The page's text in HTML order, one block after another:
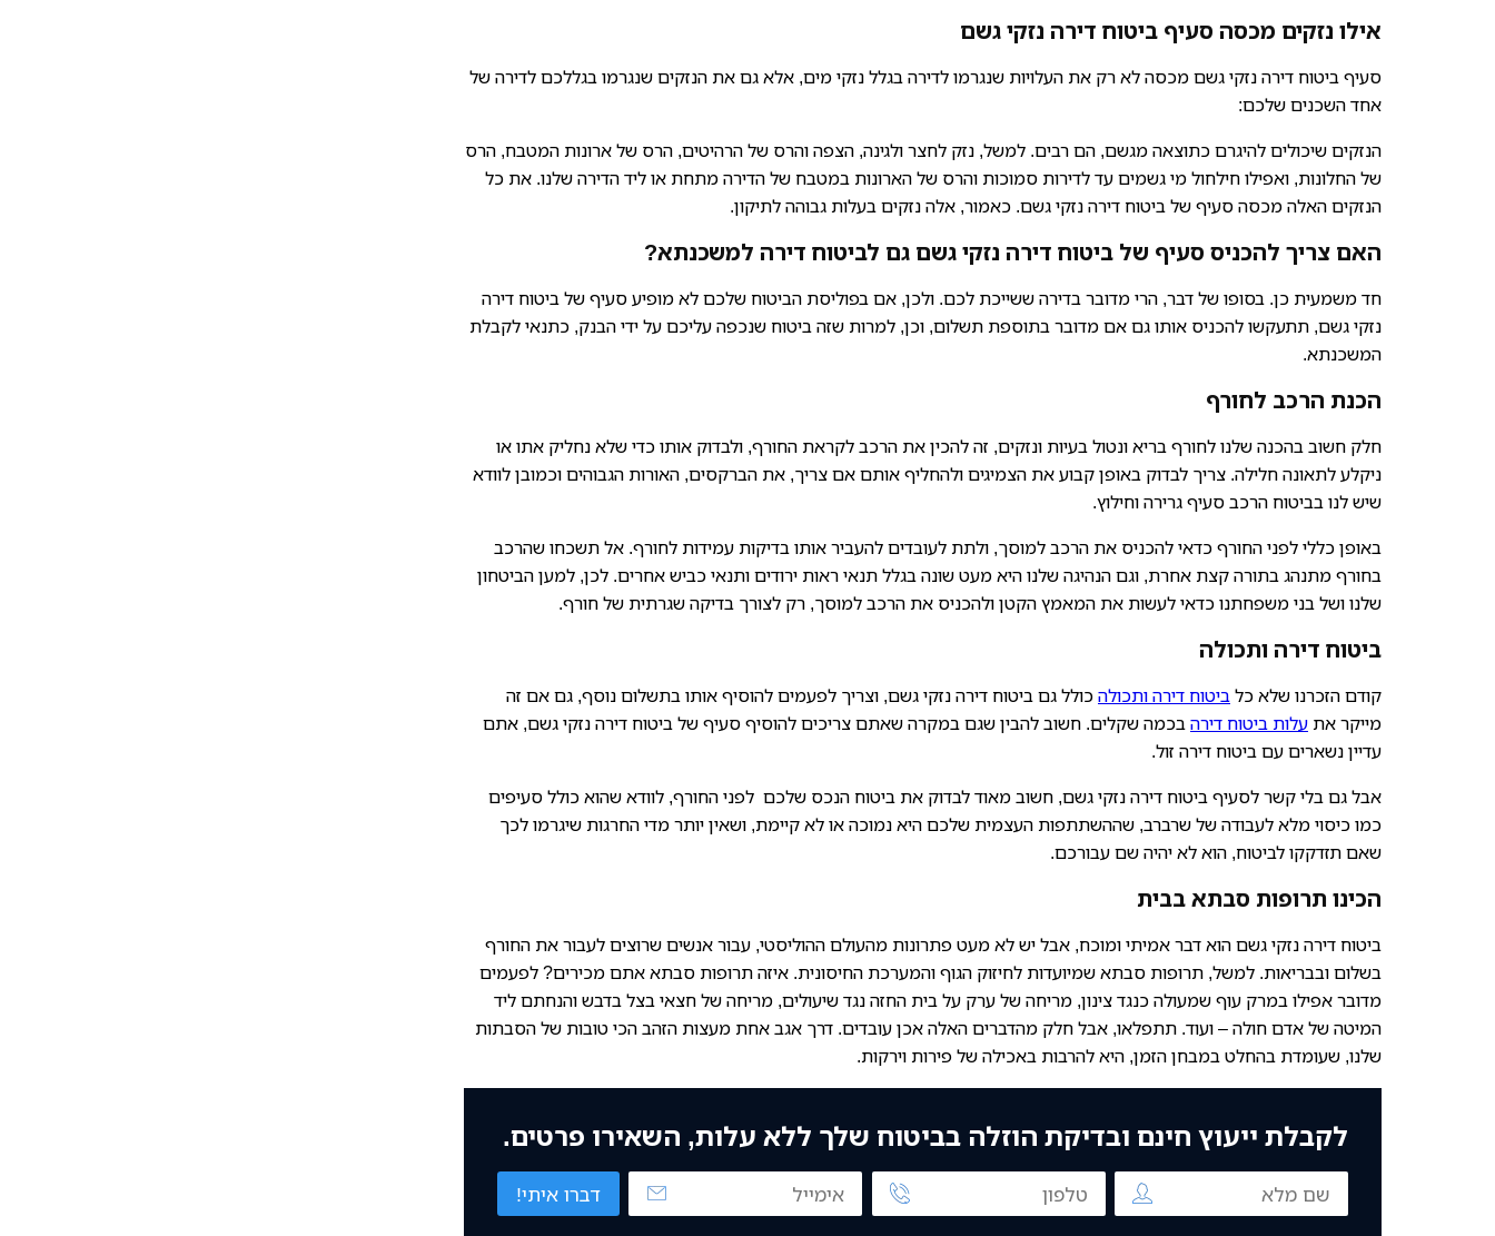
אילו נזקים מכסה סעיף ביטוח דירה נזקי גשם
סעיף ביטוח דירה נזקי גשם מכסה לא רק את העלויות שנגרמו לדירה בגלל נזקי מים, אלא גם את הנזקים שנגרמו בגללכם לדירה של
אחד השכנים שלכם:
הנזקים שיכולים להיגרם כתוצאה מגשם, הם רבים. למשל, נזק לחצר ולגינה, הצפה והרס של הרהיטים, הרס של ארונות המטבח, הרס
של החלונות, ואפילו חילחול מי גשמים עד לדירות סמוכות והרס של הארונות במטבח של הדירה מתחת או ליד הדירה שלנו. את כל
הנזקים האלה מכסה סעיף של ביטוח דירה נזקי גשם. כאמור, אלה נזקים בעלות גבוהה לתיקון.
האם צריך להכניס סעיף של ביטוח דירה נזקי גשם גם לביטוח דירה למשכנתא?
חד משמעית כן. בסופו של דבר, הרי מדובר בדירה ששייכת לכם. ולכן, אם בפוליסת הביטוח שלכם לא מופיע סעיף של ביטוח דירה
נזקי גשם, תתעקשו להכניס אותו גם אם מדובר בתוספת תשלום, וכן, למרות שזה ביטוח שנכפה עליכם על ידי הבנק, כתנאי לקבלת
המשכנתא.
הכנת הרכב לחורף
חלק חשוב בהכנה שלנו לחורף בריא ונטול בעיות ונזקים, זה להכין את הרכב לקראת החורף, ולבדוק אותו כדי שלא נחליק אתו או
ניקלע לתאונה חלילה. צריך לבדוק באופן קבוע את הצמיגים ולהחליף אותם אם צריך, את הברקסים, האורות הגבוהים וכמובן לוודא
שיש לנו בביטוח הרכב סעיף גרירה וחילוץ.
באופן כללי לפני החורף כדאי להכניס את הרכב למוסך, ולתת לעובדים להעביר אותו בדיקות עמידות לחורף. אל תשכחו שהרכב
בחורף מתנהג בתורה קצת אחרת, וגם הנהיגה שלנו היא מעט שונה בגלל תנאי ראות ירודים ותנאי כביש אחרים. לכן, למען הביטחון
שלנו ושל בני משפחתנו כדאי לעשות את המאמץ הקטן ולהכניס את הרכב למוסך, רק לצורך בדיקה שגרתית של חורף.
ביטוח דירה ותכולה
קודם הזכרנו שלא כלביטוח דירה ותכולהכולל גם ביטוח דירה נזקי גשם, וצריך לפעמים להוסיף אותו בתשלום נוסף, גם אם זה
מייקר את עלות ביטוח דירהבכמה שקלים. חשוב להבין שגם במקרה שאתם צריכים להוסיף סעיף של ביטוח דירה נזקי גשם, אתם
עדיין נשארים עם ביטוח דירה זול.
אבל גם בלי קשר לסעיף ביטוח דירה נזקי גשם, חשוב מאוד לבדוק את ביטוח הנכס שלכם לפני החורף, לוודא שהוא כולל סעיפים
כמו כיסוי מלא לעבודה של שרברב, שההשתתפות העצמית שלכם היא נמוכה או לא קיימת, ושאין יותר מדי החרגות שיגרמו לכך
שאם תזדקקו לביטוח, הוא לא יהיה שם עבורכם.
הכינו תרופות סבתא בבית
ביטוח דירה נזקי גשם הוא דבר אמיתי ומוכח, אבל יש לא מעט פתרונות מהעולם ההוליסטי, עבור אנשים שרוצים לעבור את החורף
בשלום ובבריאות. למשל, תרופות סבתא שמיועדות לחיזוק הגוף והמערכת החיסונית. איזה תרופות סבתא אתם מכירים? לפעמים
מדובר אפילו במרק עוף שמעולה כנגד צינון, מריחה של ערק על בית החזה נגד שיעולים, מריחה של חצאי בצל בדבש והנחתם ליד
המיטה של אדם חולה – ועוד. תתפלאו, אבל חלק מהדברים האלה אכן עובדים. דרך אגב אחת מעצות הזהב הכי טובות של הסבתות
שלנו, שעומדת בהחלט במבחן הזמן, היא להרבות באכילה של פירות וירקות.
לקבלת ייעוץ חינם ובדיקת הוזלה בביטוח שלך ללא עלות, השאירו פרטים.
דברו איתי!